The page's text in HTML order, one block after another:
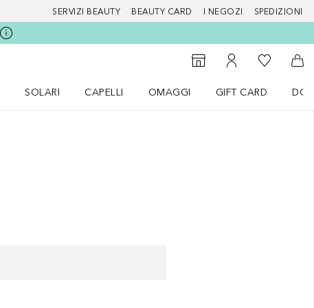
SERVIZI BEAUTY BEAUTY CARD I NEGOZI SPEDIZIONI
StorefinderAl Mio Account
Alla Mia
Al
SOLARI
CAPELLI
OMAGGI
GIFT CARD